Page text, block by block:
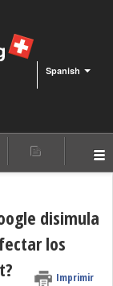
Spanish
disimula
los
Imprimir